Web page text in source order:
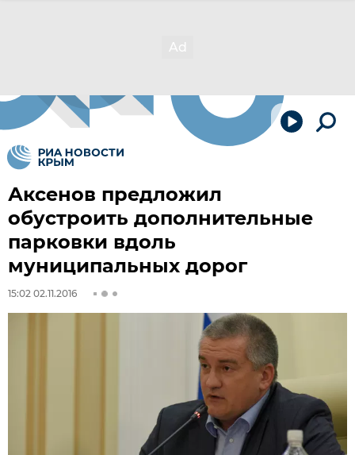
Аксенов предложил
обустроить дополнительные
парковки вдоль
муниципальных дорог
15:02 02.11.2016